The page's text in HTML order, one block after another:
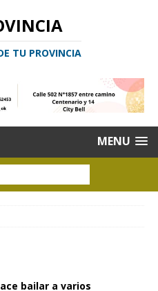
TU PROVINCIA
MENU
bailar a varios